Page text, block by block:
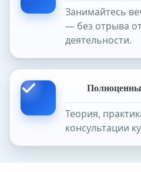
Занимайтесь
— без отрыва
деятельности.
Теория,
консультации